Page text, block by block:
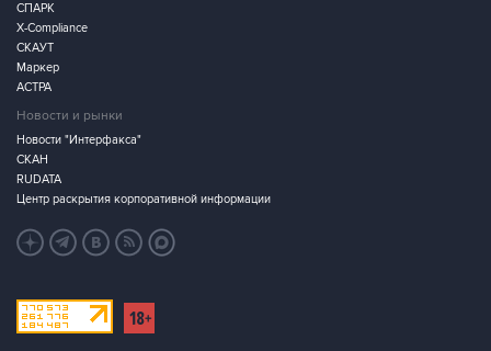
СПАРК
X-Compliance
СКАУТ
Маркер
АСТРА
Новости и рынки
Новости "Интерфакса"
СКАН
RUDATA
Центр раскрытия корпоративной информации